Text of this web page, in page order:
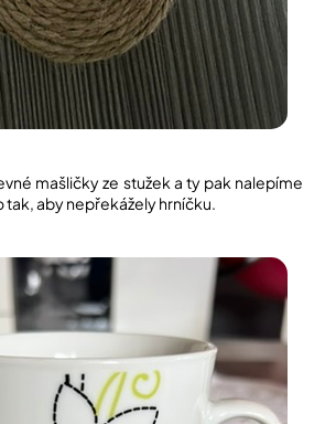
mašličky ze stužek a ty pak nalepíme
tak, aby nepřekážely hrníčku.